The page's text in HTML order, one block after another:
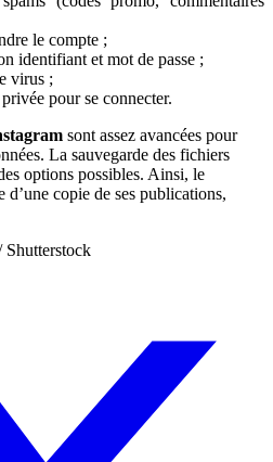
le compte ;
identifiant et mot de passe ;
virus ;
pour se connecter.
sont assez avancées pour
La sauvegarde des fichiers
options possibles. Ainsi, le
copie de ses publications,
Shutterstock